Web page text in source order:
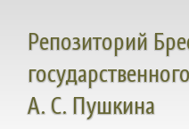
Репозиторий
А. С. Пушкина